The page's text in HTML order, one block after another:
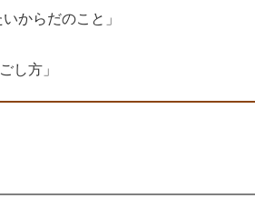
からだのこと」
し方」